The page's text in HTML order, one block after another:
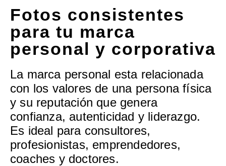
Fotos consistentes
para tu marca
personal y corporativa
La marca personal esta relacionada
con los valores de una persona física
y su reputación que genera
confianza, autenticidad y liderazgo.
Es ideal para consultores,
profesionistas, emprendedores,
coaches y doctores.